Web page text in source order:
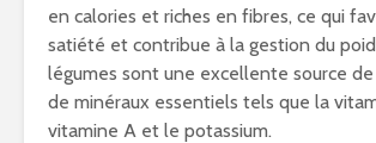
en calories et riches en fibres, ce qui
satiété et contribue à la gestion du
légumes sont une excellente source
de minéraux essentiels tels que la
vitamine A et le potassium.